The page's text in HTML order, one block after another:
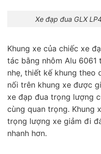
Xe đạp đua GLX
Khung xe của chiếc xe
tác bằng nhôm Alu
nhẹ, thiết kế khung theo
nối trên khung xe được
xe đạp đua trọng lượng
cùng quan trọng. Khung
trọng lượng xe giảm đi
nhanh hơn.